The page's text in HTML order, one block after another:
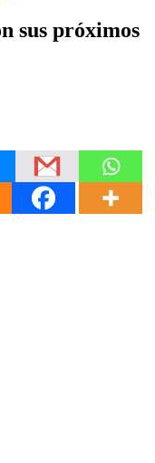
sus próximos